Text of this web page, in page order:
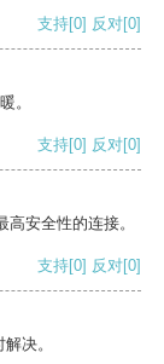
支持[0] 反对[0]
。
支持[0] 反对[0]
安全性的连接。
支持[0] 反对[0]
决。